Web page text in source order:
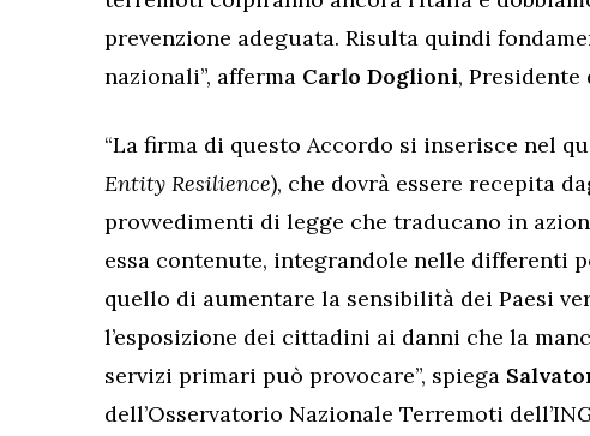
prevenzione adeguata. Risulta quindi
nazionali”, afferma Carlo Doglioni, Presidente
“La firma di questo Accordo si inserisce nel
Entity Resilience), che dovrà essere recepita
provvedimenti di legge che traducano in
essa contenute, integrandole nelle differenti
quello di aumentare la sensibilità dei Paesi
l’esposizione dei cittadini ai danni che la
servizi primari può provocare”, spiega
dell’Osservatorio Nazionale Terremoti